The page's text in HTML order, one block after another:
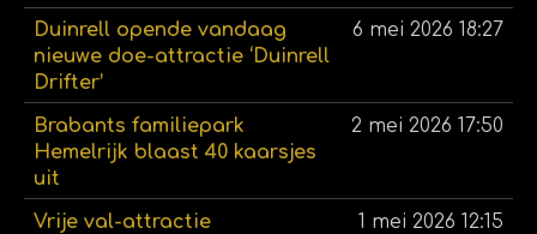
Duinrell opende vandaag
nieuwe doe-attractie ‘Duinrell
Drifter’
6 mei 2026 18:27
Brabants familiepark
Hemelrijk blaast 40 kaarsjes
uit
2 mei 2026 17:50
Vrije val-attractie
1 mei 2026 12:15